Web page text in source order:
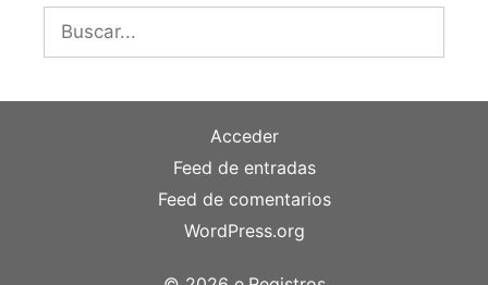
Buscar:
Acceder
Feed de entradas
Feed de comentarios
WordPress.org